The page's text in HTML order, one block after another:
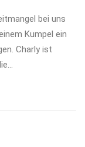
bei uns
Kumpel ein
Charly ist